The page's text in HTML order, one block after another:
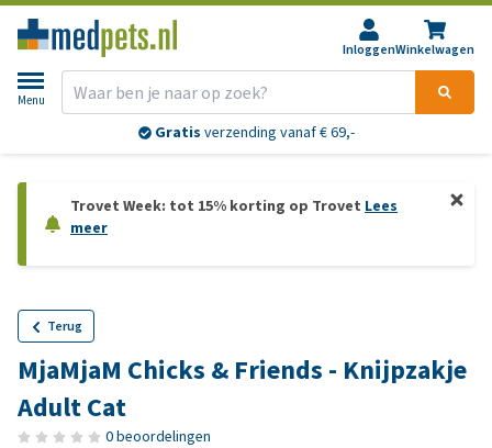
InloggenWinkelwagen
Menu
Gratis verzending vanaf € 69,-
Trovet Week: tot 15% korting op Trovet Lees
meer
Terug
MjaMjaM Chicks & Friends - Knijpzakje
Adult Cat
0 beoordelingen